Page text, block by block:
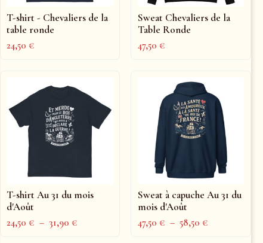
T-shirt - Chevaliers de la
table ronde
24,50€
Sweat Chevaliers de la
Table Ronde
47,50€
T-shirt Au 31 du mois
d'Août
24,50€ – 31,90€
Sweat à capuche Au 31 du
mois d'Août
47,50€ – 58,50€